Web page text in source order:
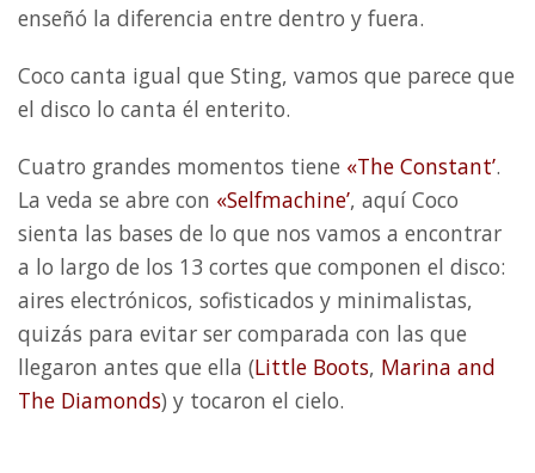
enseñó la diferencia entre dentro y fuera.
Coco canta igual que Sting, vamos que parece que
el disco lo canta él enterito.
Cuatro grandes momentos tiene «The Constant’.
La veda se abre con «Selfmachine’, aquí Coco
sienta las bases de lo que nos vamos a encontrar
a lo largo de los 13 cortes que componen el disco:
aires electrónicos, sofisticados y minimalistas,
quizás para evitar ser comparada con las que
llegaron antes que ella (Little Boots, Marina and
The Diamonds) y tocaron el cielo.